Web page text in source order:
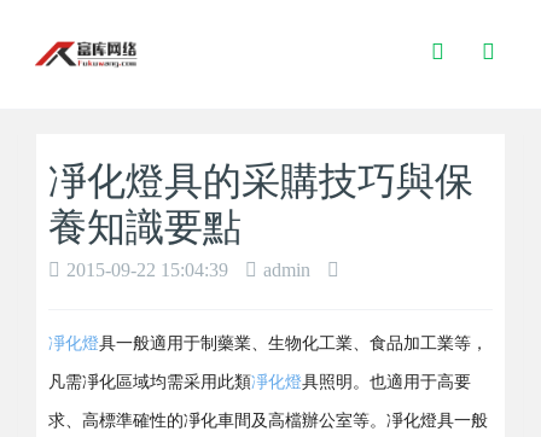
Toggle
Search
凈化燈具的采購技巧與保
養知識要點
2015-09-22 15:04:39 admin
凈化燈具一般適用于制藥業、生物化工業、食品加工業等，
凡需凈化區域均需采用此類凈化燈具照明。也適用于高要
求、高標準確性的凈化車間及高檔辦公室等。凈化燈具一般